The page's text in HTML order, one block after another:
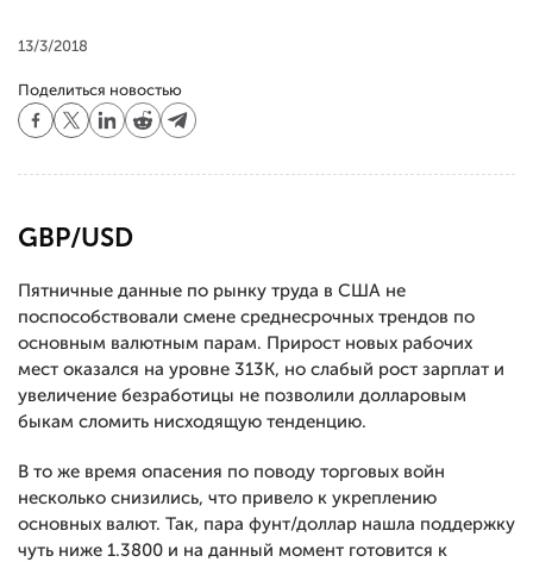
13/3/2018
Поделиться новостью
GBP/USD
Пятничные данные по рынку труда в США не
поспособствовали смене среднесрочных трендов по
основным валютным парам. Прирост новых рабочих
мест оказался на уровне 313К, но слабый рост зарплат и
увеличение безработицы не позволили долларовым
быкам сломить нисходящую тенденцию.
В то же время опасения по поводу торговых войн
несколько снизились, что привело к укреплению
основных валют. Так, пара фунт/доллар нашла поддержку
чуть ниже 1.3800 и на данный момент готовится к